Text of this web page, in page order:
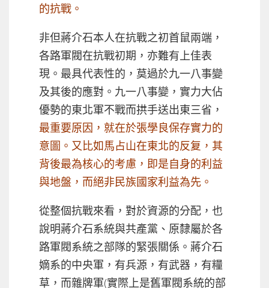
的抗戰。
非但蔣介石本人在抗戰之初首鼠兩端，
各路軍閥在抗戰初期，亦難有上佳表
現。最具代表性的，莫過於九一八事變
及其後的應對。九一八事變，實力大佔
優勢的東北軍不戰而拱手送出東三省，
最重要原因，就在於張學良保存實力的
意圖。又比如馬占山在東北的反复，其
背後最為核心的考慮，即是自身的利益
與地盤，而絕非民族國家利益為先。
從整個抗戰來看，對於資源的分配，也
說明蔣介石系統與共產黨、原隸屬於各
路軍閥系統之部隊的緊張關係。蔣介石
嫡系的中央軍，有兵源，有武器，有糧
草，而雜牌軍(實際上是舊軍閥系統的部